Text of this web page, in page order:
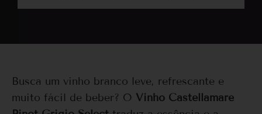
Busca um vinho branco leve, refrescante e
muito fácil de beber? O Vinho Castellamare